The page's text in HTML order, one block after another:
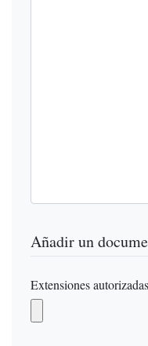
Añadir un
Extensiones